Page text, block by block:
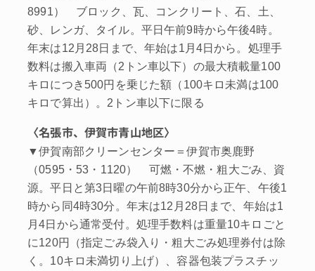
8991） ブロック、瓦、コンクリート、石、土、
砂、レンガ、タイル。平日午前9時から午後4時。
年末は12月28日まで、年始は1月4日から。処理手
数料は搬入車両（2トン車以下）の最大積載量100
キロにつき500円を乗じた額（100キロ未満は100
キロで算出）。2トン車以下に限る
〈名張市、伊賀市青山地区〉
▼伊賀南部クリーンセンター＝伊賀市奥鹿野
（0595・53・1120） 可燃・不燃・粗大ごみ、資
源。平日と第3日曜の午前8時30分から正午、午後1
時から同4時30分。年末は12月28日まで、年始は1
月4日から通常受付。処理手数料は重量10キロごと
に120円（指定ごみ袋入り・粗大ごみ処理券付は除
く。10キロ未満切り上げ）、容器包装プラスチッ